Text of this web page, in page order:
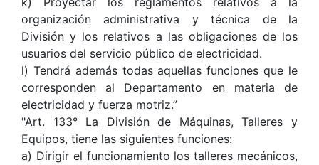
organización administrativa y técnica de la
División y los relativos a las obligaciones de los
usuarios del servicio público de electricidad.
l) Tendrá además todas aquellas funciones que le
corresponden al Departamento en materia de
electricidad y fuerza motriz.”
"Art. 133° La División de Máquinas, Talleres y
Equipos, tiene las siguientes funciones:
a) Dirigir el funcionamiento los talleres mecánicos,